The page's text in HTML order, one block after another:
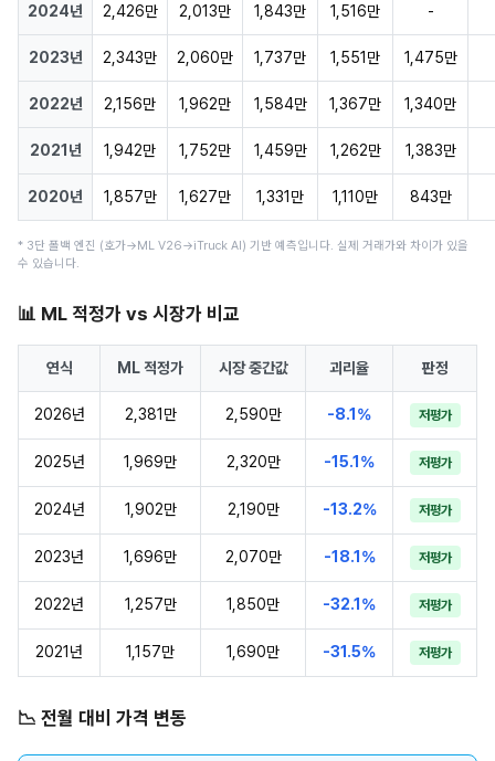
2024년 2,426만 2,013만 1,843만 1,516만 -
2023년 2,343만 2,060만 1,737만 1,551만 1,475만
2022년 2,156만 1,962만 1,584만 1,367만 1,340만
2021년 1,942만 1,752만 1,459만 1,262만 1,383만
2020년 1,857만 1,627만 1,331만 1,110만 843만
* 3단 폴백 엔진 (호가→ML V26→iTruck AI) 기반 예측입니다. 실제 거래가와 차이가 있을
수 있습니다.
📊 ML 적정가 vs 시장가 비교
연식 ML 적정가 시장 중간값 괴리율 판정
2026년 2,381만 2,590만 -8.1% 저평가
2025년 1,969만 2,320만 -15.1% 저평가
2024년 1,902만 2,190만 -13.2% 저평가
2023년 1,696만 2,070만 -18.1% 저평가
2022년 1,257만 1,850만 -32.1% 저평가
2021년 1,157만 1,690만 -31.5% 저평가
📉 전월 대비 가격 변동